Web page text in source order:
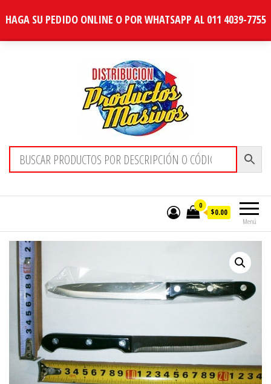
HAGA SU PEDIDO ONLINE O POR WHATSAPP AL 011 4039-7755
Distribucion Masiva
Menú
0
$0.00